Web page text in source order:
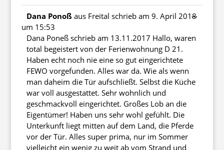
Dana Ponoß aus Freital schrieb am 9. April 2018
um 15:53
Dana Poneß schrieb am 13.11.2017 Hallo, waren
total begeistert von der Ferienwohnung D 21.
Haben echt noch nie eine so gut eingerichtete
FEWO vorgefunden. Alles war da. Wie als wenn
man daheim die Tür aufschließt. Selbst die Küche
war voll ausgestattet. Sehr wohnlich und
geschmackvoll eingerichtet. Großes Lob an die
Eigentümer! Haben uns sehr wohl gefühlt. Die
Unterkunft liegt mitten auf dem Land, die Pferde
vor der Tür. Alles super prima, nur im Sommer
vielleicht ein wenig zu weit ab vom Strand und
...